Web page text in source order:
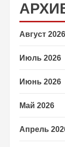
Август 2026
Июль 2026
Июнь 2026
Май 2026
Апрель